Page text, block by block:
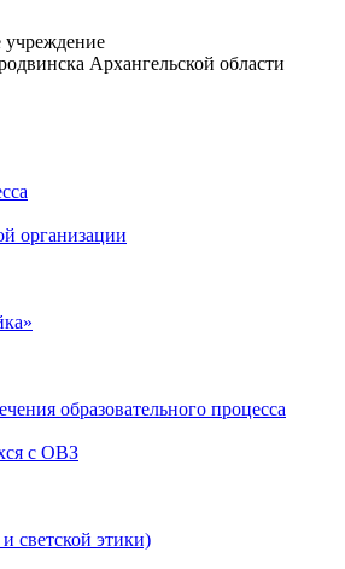
учреждение
Архангельской области
организации
образовательного процесса
с ОВЗ
светской этики)